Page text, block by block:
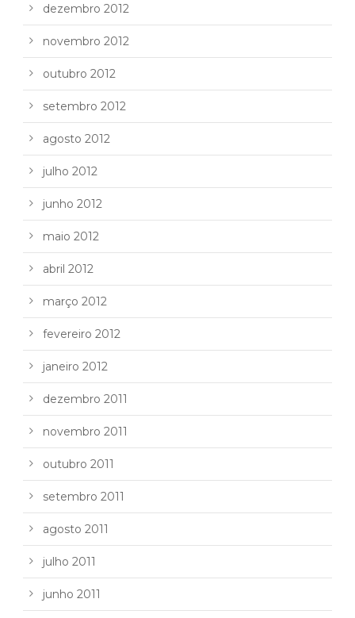
dezembro 2012
novembro 2012
outubro 2012
setembro 2012
agosto 2012
julho 2012
junho 2012
maio 2012
abril 2012
março 2012
fevereiro 2012
janeiro 2012
dezembro 2011
novembro 2011
outubro 2011
setembro 2011
agosto 2011
julho 2011
junho 2011